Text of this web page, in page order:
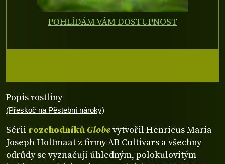
Popis rostliny
(Přeskoč na Pěstební nároky)
Sérii rozchodníků Globevytvořil Henricus Maria
Joseph Holtmaat z firmy AB Cultivars a všechny
odrůdy se vyznačují úhledným, polokulovitým
POHLÍDÁM VÁM DOSTUPNOST